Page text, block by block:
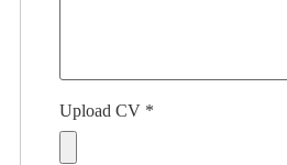
Upload CV *